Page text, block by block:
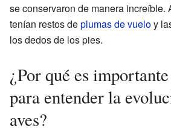
se conservaron de manera increíble.
tenían restos deplumas de vueloy
los dedos de los pies.
¿Por qué es
para entender la
aves?